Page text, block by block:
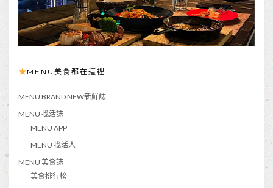
MENU美食都在這裡
MENU BRAND NEW新鮮誌
MENU 找活誌
MENU APP
MENU 找活人
MENU 美食誌
美食排行榜